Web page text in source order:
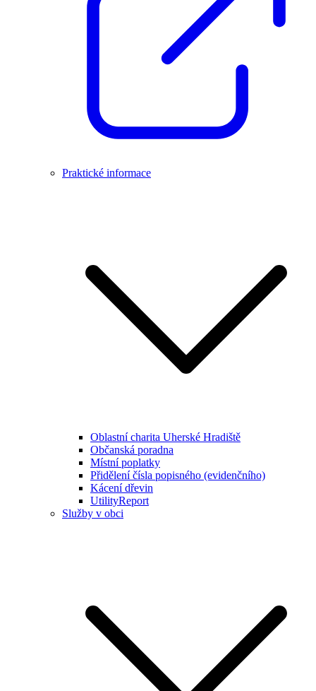
Praktické informace
Oblastní charita Uherské Hradiště
Občanská poradna
Místní poplatky
Přidělení čísla popisného (evidenčního)
Kácení dřevin
UtilityReport
Služby v obci